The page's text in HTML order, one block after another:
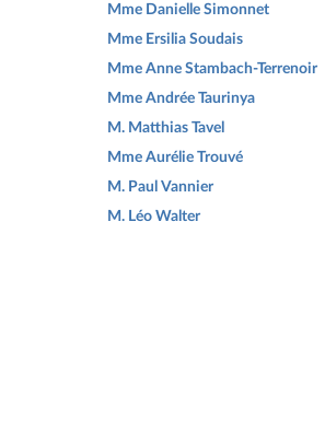
Mme Danielle Simonnet
Mme Ersilia Soudais
Mme Anne Stambach-Terrenoir
Mme Andrée Taurinya
M. Matthias Tavel
Mme Aurélie Trouvé
M. Paul Vannier
M. Léo Walter